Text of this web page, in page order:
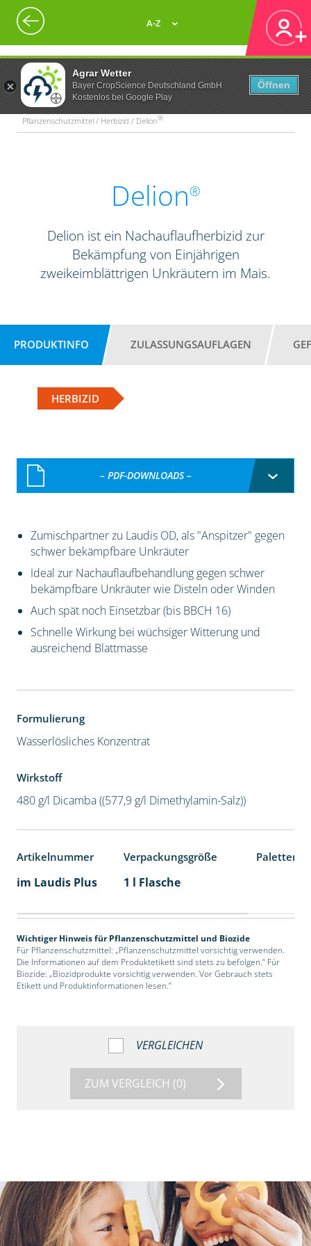
Agrar Wetter
Bayer CropScience Deutschland GmbH
Kostenlos bei Google Play
Öffnen
A-Z
Pflanzenschutzmittel / Herbizid / Delion®
Delion®
Delion ist ein Nachauflaufherbizid zur
Bekämpfung von Einjährigen
zweikeimblättrigen Unkräutern im Mais.
PRODUKTINFO ZULASSUNGSAUFLAGEN
HERBIZID
– PDF-DOWNLOADS –
Zumischpartner zu Laudis OD, als "Anspitzer" gegen
schwer bekämpfbare Unkräuter
Ideal zur Nachauflaufbehandlung gegen schwer
bekämpfbare Unkräuter wie Disteln oder Winden
Auch spät noch Einsetzbar (bis BBCH 16)
Schnelle Wirkung bei wüchsiger Witterung und
ausreichend Blattmasse
Formulierung
Wasserlösliches Konzentrat
Wirkstoff
480 g/l Dicamba ((577,9 g/l Dimethylamin-Salz))
Artikelnummer Verpackungsgröße
im Laudis Plus 1 l Flasche
Wichtiger Hinweis für Pflanzenschutzmittel und Biozide
Für Pflanzenschutzmittel: „Pflanzenschutzmittel vorsichtig verwenden.
Die Informationen auf dem Produktetikett sind stets zu befolgen.“ Für
Biozide: „Biozidprodukte vorsichtig verwenden. Vor Gebrauch stets
Etikett und Produktinformationen lesen.“
VERGLEICHEN
ZUM VERGLEICH (0)